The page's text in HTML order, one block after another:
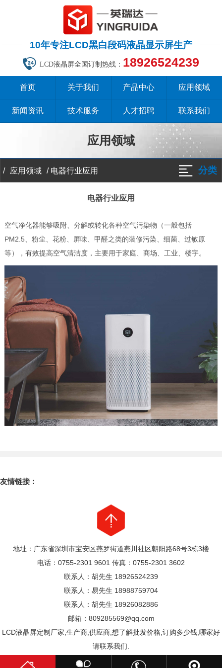
10年专注LCD黑白段码液晶显示屏生产
LCD液晶屏全国订制热线： 18926524239
首页 关于我们 产品中心 应用领域
新闻资讯 技术服务 人才招聘 联系我们
应用领域
/ 应用领域 / 电器行业应用 分类
电器行业应用
空气净化器能够吸附、分解或转化各种空气污染物（一般包括
PM2.5、粉尘、花粉、屏味、甲醛之类的装修污染、细菌、过敏原
等），有效提高空气清洁度，主要用于家庭、商场、工业、楼宇。
友情链接：
地址：广东省深圳市宝安区燕罗街道燕川社区朝阳路68号3栋3楼
电话：0755-2301 9601 传真：0755-2301 3602
联系人：胡先生 18926524239
联系人：易先生 18988759704
联系人：胡先生 18926082886
邮箱：809285569@qq.com
LCD液晶屏定制厂家,生产商,供应商,想了解批发价格,订购多少钱,哪家好
请联系我们.
粤ICP备17070255号